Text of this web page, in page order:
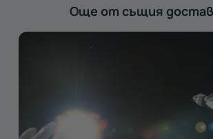
Още от същия